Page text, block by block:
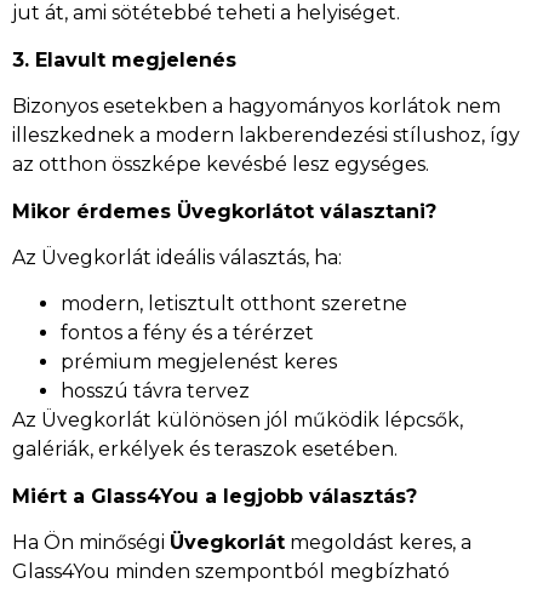
jut át, ami sötétebbé teheti a helyiséget.
3. Elavult megjelenés
Bizonyos esetekben a hagyományos korlátok nem
illeszkednek a modern lakberendezési stílushoz, így
az otthon összképe kevésbé lesz egységes.
Mikor érdemes Üvegkorlátot választani?
Az Üvegkorlát ideális választás, ha:
modern, letisztult otthont szeretne
fontos a fény és a térérzet
prémium megjelenést keres
hosszú távra tervez
Az Üvegkorlát különösen jól működik lépcsők,
galériák, erkélyek és teraszok esetében.
Miért a Glass4You a legjobb választás?
Ha Ön minőségi Üvegkorlát megoldást keres, a
Glass4You minden szempontból megbízható